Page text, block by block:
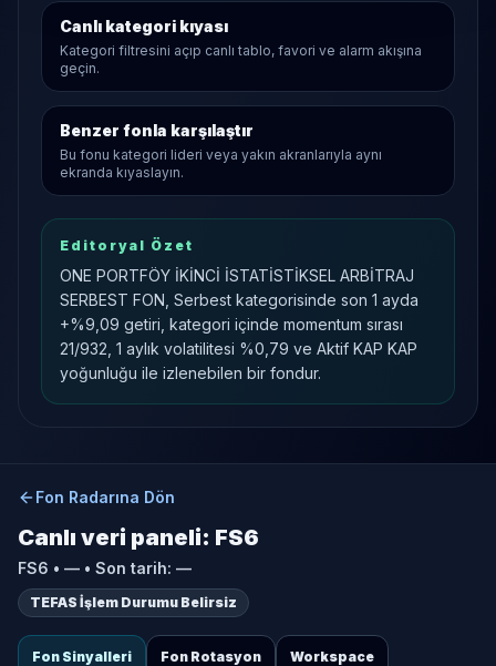
Canlı kategori kıyası
Kategori filtresini açıp canlı tablo, favori ve alarm akışına
geçin.
Benzer fonla karşılaştır
Bu fonu kategori lideri veya yakın akranlarıyla aynı
ekranda kıyaslayın.
Editoryal Özet
ONE PORTFÖY İKİNCİ İSTATİSTİKSEL ARBİTRAJ
SERBEST FON, Serbest kategorisinde son 1 ayda
+%9,09 getiri, kategori içinde momentum sırası
21/932, 1 aylık volatilitesi %0,79 ve Aktif KAP KAP
yoğunluğu ile izlenebilen bir fondur.
Fon Radarına Dön
Canlı veri paneli: FS6
FS6 • — • Son tarih: —
TEFAS İşlem Durumu Belirsiz
Fon Sinyalleri Fon Rotasyon Workspace